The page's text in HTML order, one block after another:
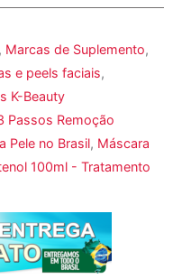
, Marcas de Suplemento,
e peels faciais,
K-Beauty
Passos Remoção
Pele no Brasil, Máscara
100ml - Tratamento